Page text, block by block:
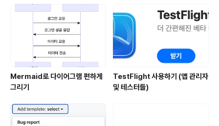
p을 자동으로 배포하는 방법에 대해 알아보겠습니다🙌 우
선 기존에 CI/CD툴을 쓰지 않았다면 Xcode에서 아카이
브하여 App Store Conn..
Mermaid로 다이어그램 편하게
그리기
TestFlight 사용하기 (앱 관리자
및 테스터들)